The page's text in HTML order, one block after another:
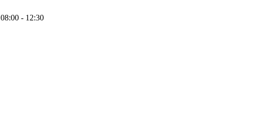
08:00 - 12:30